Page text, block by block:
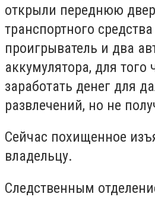
открыли переднюю
транспортного
проигрыватель и два
аккумулятора, для того
заработать денег для
развлечений, но не
Сейчас похищенное
владельцу.
Следственным